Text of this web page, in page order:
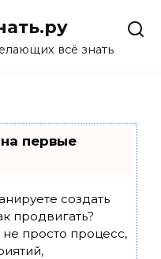
всё знать
первые
создать
продвигать?
просто процесс,